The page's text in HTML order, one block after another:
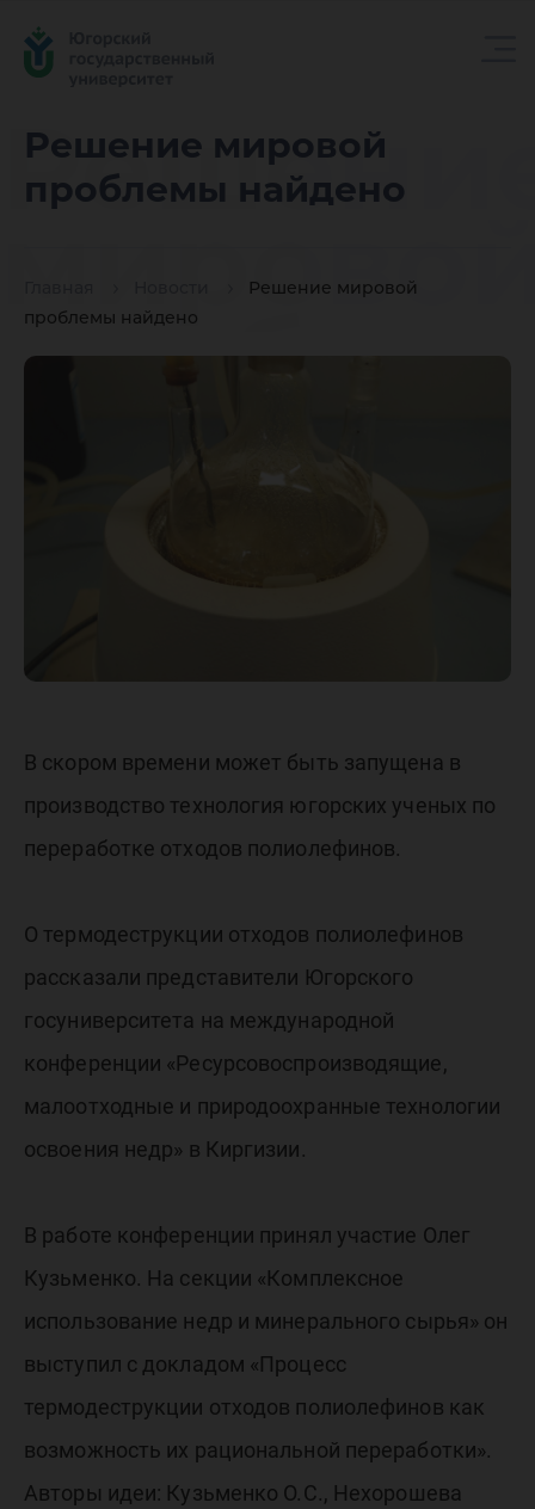
Решение мировой
проблемы найдено
Решение мировой
проблемы найдено
найдено
В скором времени может быть запущена в
производство технология югорских ученых по
переработке отходов полиолефинов.
О термодеструкции отходов полиолефинов
рассказали представители Югорского
госуниверситета на международной
конференции «Ресурсовоспроизводящие,
малоотходные и природоохранные технологии
освоения недр» в Киргизии.
В работе конференции принял участие Олег
Кузьменко. На секции «Комплексное
использование недр и минерального сырья» он
выступил с докладом «Процесс
термодеструкции отходов полиолефинов как
возможность их рациональной переработки».
Авторы идеи: Кузьменко О.С., Нехорошева